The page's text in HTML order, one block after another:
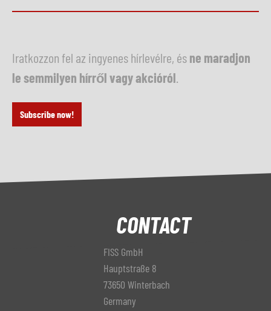
Iratkozzon fel az ingyenes hírlevélre, ésne maradjon
le semmilyen hírről vagy akcióról
Subscribe now!
CONTACT
FISS GmbH
Hauptstraße 8
73650 Winterbach
Germany